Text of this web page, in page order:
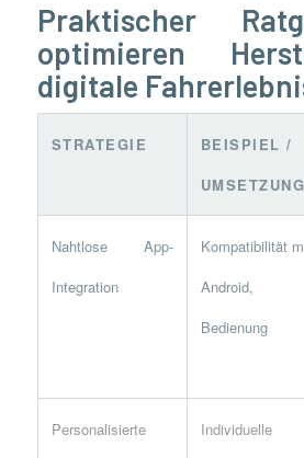
Praktischer
optimieren
digitale
STRATEGIE
BEISPIEL /
UMSETZUNG
Nahtlose App-
Integration
Kompatibilität
Android,
Bedienung
Personalisierte
Individuelle